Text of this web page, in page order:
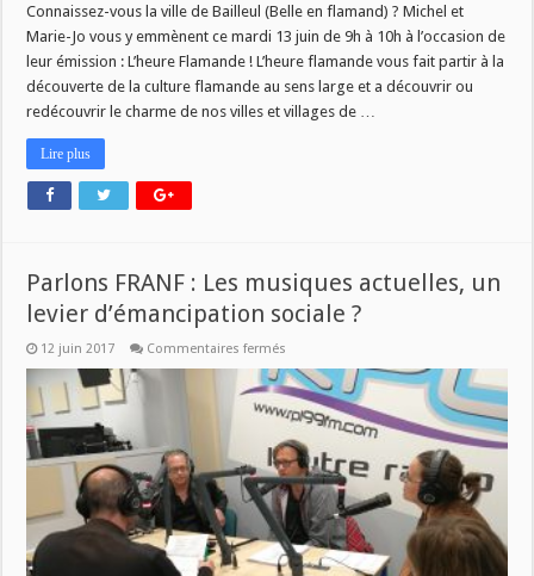
Flamande
Spéciale
Bailleul
Connaissez-vous la ville de Bailleul (Belle en flamand) ? Michel et
Marie-Jo vous y emmènent ce mardi 13 juin de 9h à 10h à l’occasion de
leur émission : L’heure Flamande ! L’heure flamande vous fait partir à la
découverte de la culture flamande au sens large et a découvrir ou
redécouvrir le charme de nos villes et villages de …
Lire plus
Parlons FRANF : Les musiques actuelles, un
levier d’émancipation sociale ?
12 juin 2017 Commentaires fermés
FRANF
:
Les
musiques
actuelles,
un
levier
d’émancipation
sociale
?